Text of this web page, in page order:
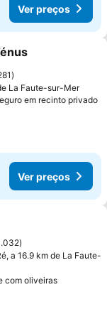
Ver preços
favoritos
La Faute-sur-Mer
em recinto privado
Ver preços
favoritos
a 16.9 km de La Faute-
com oliveiras